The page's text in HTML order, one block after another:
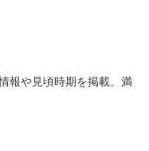
報や見頃時期を掲載。満